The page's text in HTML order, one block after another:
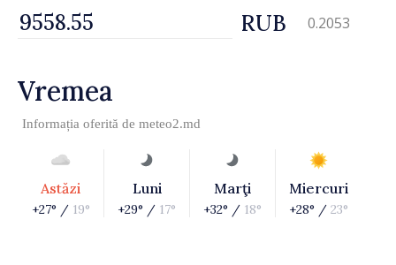
RUB 0.2053
Vremea
Informația oferită de meteo2.md
Astăzi
+27° / 19°
Luni
+29° / 17°
Marţi
+32° / 18°
Miercuri
+28° / 23°